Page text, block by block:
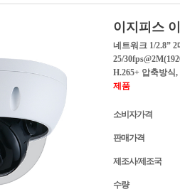
이지피스
네트워크 1/2.8”
25/
H.265+ 압축방식
제품
소비자가격
판매가격
제조사/제조국
수량